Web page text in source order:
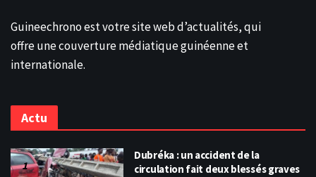
Guineechrono est votre site web d’actualités, qui
offre une couverture médiatique guinéenne et
internationale.
Actu
Dubréka : un accident de la
circulation fait deux blessés graves